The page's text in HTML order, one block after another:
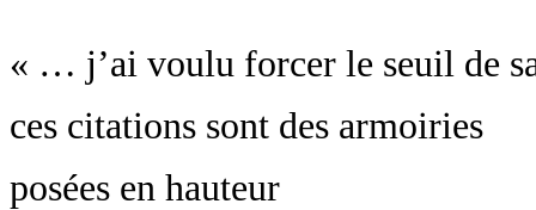
« … j’ai voulu forcer le seuil de
ces citations sont des armoiries
posées en hauteur